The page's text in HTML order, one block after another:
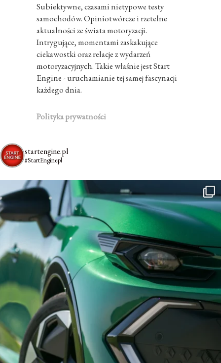
Subiektywne, czasami nietypowe testy
samochodów. Opiniotwórcze i rzetelne
aktualności ze świata motoryzacji.
Intrygujące, momentami zaskakujące
ciekawostki oraz relacje z wydarzeń
motoryzacyjnych. Takie właśnie jest Start
Engine - uruchamianie tej samej fascynacji
każdego dnia.
Polityka prywatności
startengine.pl
#StartEnginepl